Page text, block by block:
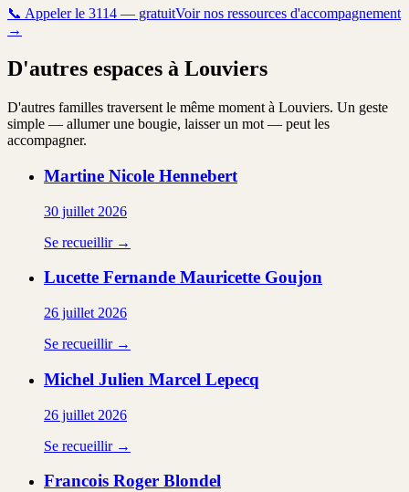
📞 Appeler le 3114 — gratuitVoir nos ressources d'accompagnement
→
D'autres espaces à Louviers
D'autres familles traversent le même moment à Louviers. Un geste
simple — allumer une bougie, laisser un mot — peut les
accompagner.
Martine Nicole Hennebert
30 juillet 2026
Se recueillir →
Lucette Fernande Mauricette Goujon
26 juillet 2026
Se recueillir →
Michel Julien Marcel Lepecq
26 juillet 2026
Se recueillir →
Francois Roger Blondel